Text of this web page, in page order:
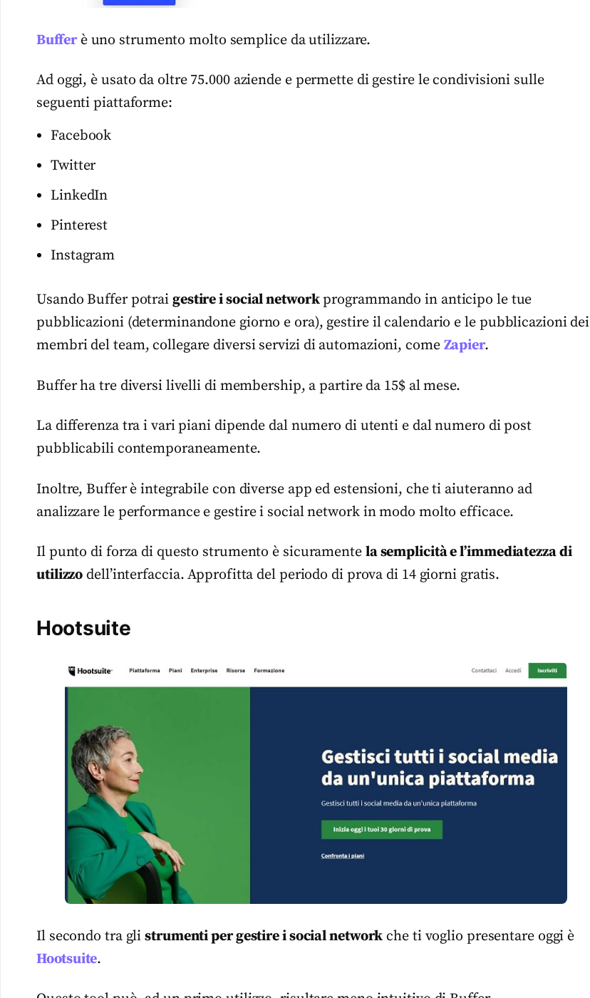
Bufferè uno strumento molto semplice da utilizzare.
Ad oggi, è usato da oltre 75.000 aziende e permette di gestire le condivisioni sulle
seguenti piattaforme:
Facebook
Twitter
LinkedIn
Pinterest
Instagram
Usando Buffer potrai gestire i social networkprogrammando in anticipo le tue
pubblicazioni (determinandone giorno e ora), gestire il calendario e le pubblicazioni dei
membri del team, collegare diversi servizi di automazioni, come Zapier.
Buffer ha tre diversi livelli di membership, a partire da 15$ al mese.
La differenza tra i vari piani dipende dal numero di utenti e dal numero di post
pubblicabili contemporaneamente.
Inoltre, Buffer è integrabile con diverse app ed estensioni, che ti aiuteranno ad
analizzare le performance e gestire i social network in modo molto efficace.
Il punto di forza di questo strumento è sicuramente la semplicità e l’immediatezza di
utilizzo dell’interfaccia. Approfitta del periodo di prova di 14 giorni gratis.
Hootsuite
Il secondo tra glistrumenti per gestire i social network che ti voglio presentare oggi è
Hootsuite.